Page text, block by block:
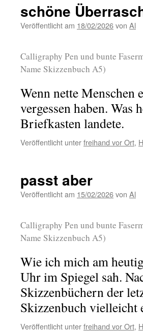
schöne
Veröffentlicht am 18/02/2026von Al
Calligraphy Pen und bunte
Name Skizzenbuch A5)
Wenn nette Menschen
vergessen haben. Was
Briefkasten landete.
Veröffentlicht unterfreihand vor Ort,
passt aber
Veröffentlicht am 15/02/2026von Al
Calligraphy Pen und bunte
Name Skizzenbuch A5)
Wie ich mich am
Uhr im Spiegel sah.
Skizzenbüchern der
Skizzenbuch vielleicht
Veröffentlicht unterfreihand vor Ort,